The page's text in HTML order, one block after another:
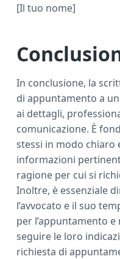
[Il tuo nome]
In conclusione, la
di appuntamento a
ai dettagli,
comunicazione. È
stessi in modo chiaro
informazioni
ragione per cui si
Inoltre, è essenziale
l’avvocato e il suo
per l’appuntamento
seguire le loro
richiesta di